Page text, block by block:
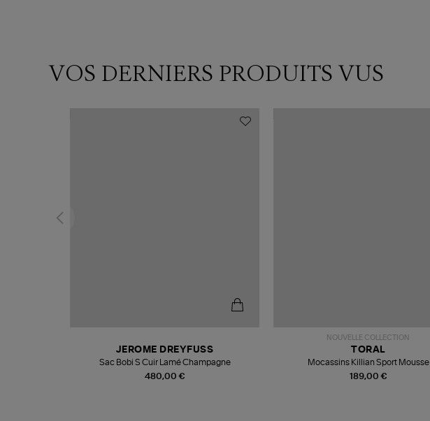
VOS DERNIERS PRODUITS VUS
480,00 €
JEROME DREYFUSS
Sac Bobi S Cuir Lamé Champagne
NOUVELLE COLLECTION
189,00 €
TORAL
Mocassins Killian Sport Mousse